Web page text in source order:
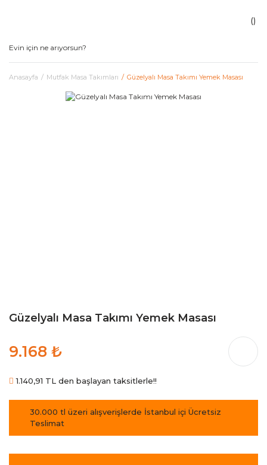
Anasayfa Mutfak Masa Takımları Güzelyalı Masa Takımı Yemek Masası
Güzelyalı Masa Takımı Yemek Masası
9.168 ₺
1.140,91 TL den başlayan taksitlerle!!
30.000 tl üzeri alışverişlerde İstanbul içi Ücretsiz
Teslimat